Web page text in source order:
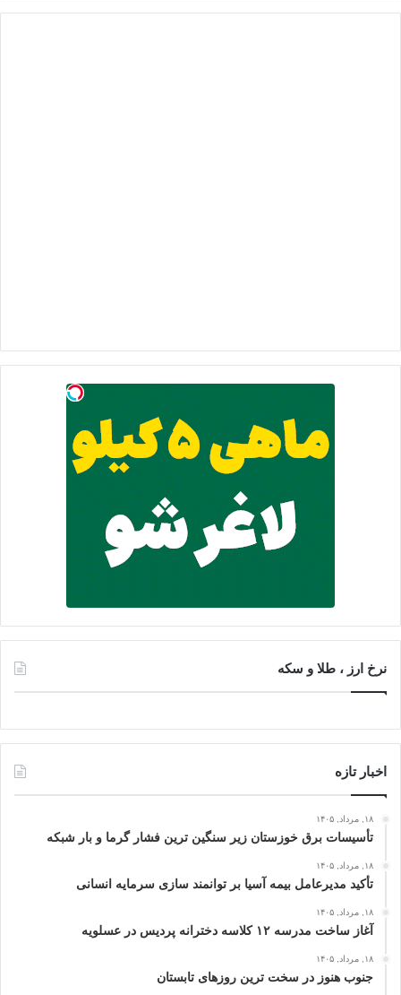
نرخ ارز ، طلا و سکه
اخبار تازه
۱۸, مرداد, ۱۴۰۵
تأسیسات برق خوزستان زیر سنگین‌ ترین فشار گرما و بار شبکه
۱۸, مرداد, ۱۴۰۵
تأکید مدیرعامل بیمه آسیا بر توانمند سازی سرمایه انسانی
۱۸, مرداد, ۱۴۰۵
آغاز ساخت مدرسه ۱۲ کلاسه دخترانه پردیس در عسلویه
۱۸, مرداد, ۱۴۰۵
جنوب هنوز در سخت‌ ترین روزهای تابستان